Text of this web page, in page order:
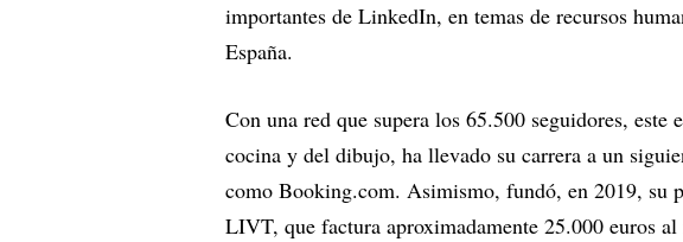
importantes de LinkedIn, en temas de recursos
España.
Con una red que supera los 65.500 seguidores, este
cocina y del dibujo, ha llevado su carrera a un
como Booking.com. Asimismo, fundó, en 2019, su
LIVT, que factura aproximadamente 25.000 euros